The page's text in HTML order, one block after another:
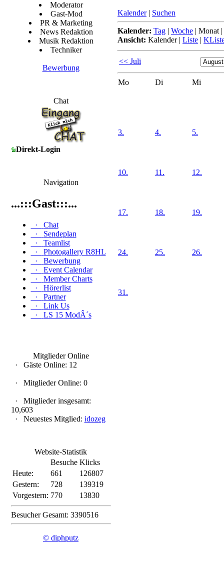
Moderator
Gast-Mod
PR & Marketing
News Redaktion
Musik Redaktion
Techniker
Bewerbung
Chat
Direkt-Login
Navigation
...:::Gast:::...
·
Chat
·
Sendeplan
·
Teamlist
·
Photogallery R8HL
·
Bewerbung
·
Event Calendar
·
Member Charts
·
Hörerlist
·
Partner
·
Link Us
·
LS 15 ModÂ´s
Mitglieder Online
·
Gäste Online: 12
· Mitglieder Online: 0
·
Mitglieder insgesamt:
10,603
·
Neuestes Mitglied: idozeg
Website-Statistik
Besuche Klicks
Heute:
661
126807
Gestern:
728
139319
Vorgestern: 770 13830
Besucher Gesamt: 3390516
© diphputz
Kalender | Suchen
Kalender: Tag | Woche | Monat |
Ansicht: Kalender| Liste |
<< Juli
Mo Di Mi
3. 4. 5.
10. 11. 12.
17. 18. 19.
24. 25. 26.
31.